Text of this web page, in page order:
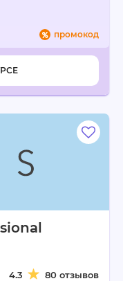
промокод
4.3 80 отзывов